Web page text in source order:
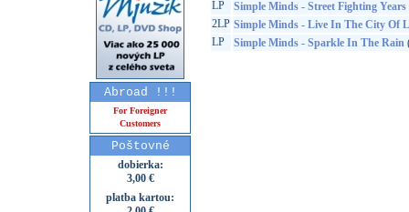
Abroad !!!
For Foreigner
Customers
Poštovné
dobierka:
3,00 €
platba kartou:
LP
Simple Minds - Street Fighting Years
2LP Simple Minds - Live In The City Of
LP
Simple Minds - Sparkle In The Rain